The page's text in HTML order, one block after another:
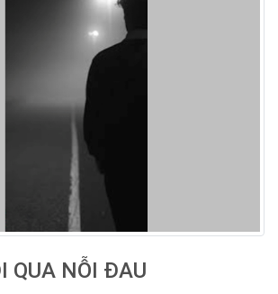
QUA NỖI ĐAU